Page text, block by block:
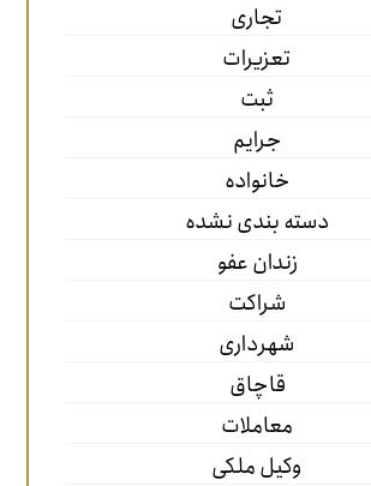
تجاری
تعزیرات
ثبت
جرایم
خانواده
دسته بندی نشده
زندان عفو
شراکت
شهرداری
قاچاق
معاملات
وکیل ملکی